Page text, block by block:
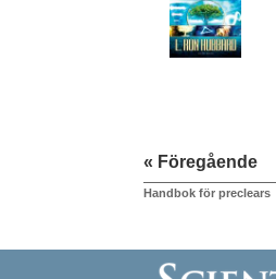
« Föregående
Handbok för preclears